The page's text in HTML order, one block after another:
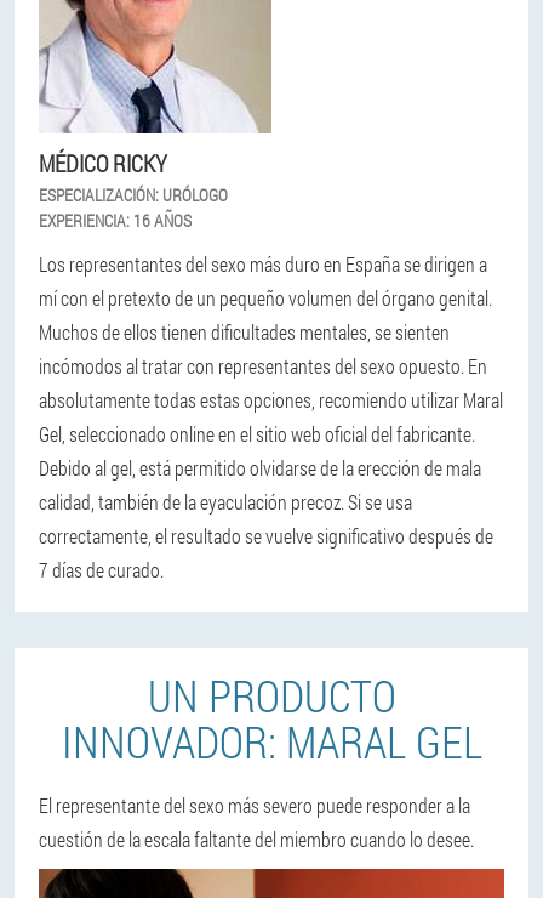
MÉDICO RICKY
ESPECIALIZACIÓN: URÓLOGO
EXPERIENCIA: 16 AÑOS
Los representantes del sexo más duro en España se dirigen a
mí con el pretexto de un pequeño volumen del órgano genital.
Muchos de ellos tienen dificultades mentales, se sienten
incómodos al tratar con representantes del sexo opuesto. En
absolutamente todas estas opciones, recomiendo utilizar Maral
Gel, seleccionado online en el sitio web oficial del fabricante.
Debido al gel, está permitido olvidarse de la erección de mala
calidad, también de la eyaculación precoz. Si se usa
correctamente, el resultado se vuelve significativo después de
7 días de curado.
UN PRODUCTO
INNOVADOR: MARAL GEL
El representante del sexo más severo puede responder a la
cuestión de la escala faltante del miembro cuando lo desee.